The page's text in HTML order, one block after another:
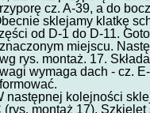
cz. A-39, a do
sklejamy klatkę
od D-1 do D-11.
miejscu.
rys. montaż. 17.
wymaga dach - cz.
następnej kolejności
(rys. montaż 17).